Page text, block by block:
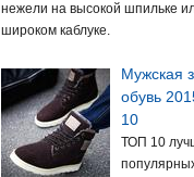
нежели на высокой шпильке
широком каблуке.
Мужская
обувь
10
ТОП 10